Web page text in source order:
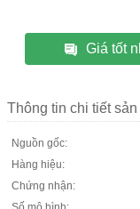
Giá tốt
Thông tin chi tiết
Nguồn gốc:
Hàng hiệu:
Chứng nhận: